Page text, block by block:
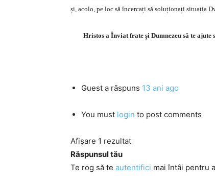
și, acolo, pe loc să încercați să soluționați situația
Hristos a Înviat frate și Dumnezeu să te
Guest a răspuns 13 ani ago
You must login to post comments
Afișare 1 rezultat
Răspunsul tău
Te rog să te autentifici mai întâi pentru